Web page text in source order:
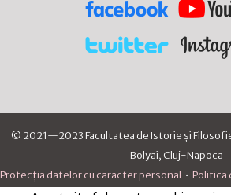
© 2021—2023 Facultatea de Istorie și
Bolyai, Cluj-Napoca
Protecția datelor cu caracter personal • Politica